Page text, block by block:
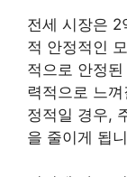
전세 시장은
적 안정적인
적으로 안정
력적으로 느
정적일 경우,
을 줄이게 됩